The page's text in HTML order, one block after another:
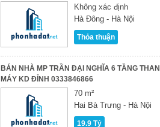
Không xác định
Hà Đông - Hà Nội
Thỏa thuận
BÁN NHÀ MP TRẦN ĐẠI NGHĨA 6 TẦNG
MÁY KD ĐỈNH 0333846866
70 m²
Hai Bà Trưng - Hà Nội
19.9 Tỷ